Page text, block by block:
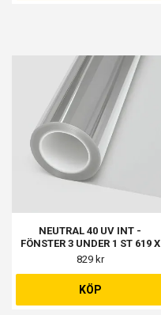
NEUTRAL 40 UV INT -
FÖNSTER 3 UNDER 1 ST 619 X
309MM
829 kr
KÖP